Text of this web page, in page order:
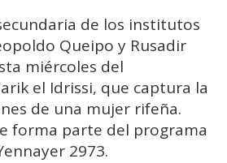
de los institutos
Queipo y Rusadir
miércoles del
el Idrissi, que captura la
de una mujer rifeña.
forma parte del programa
2973.